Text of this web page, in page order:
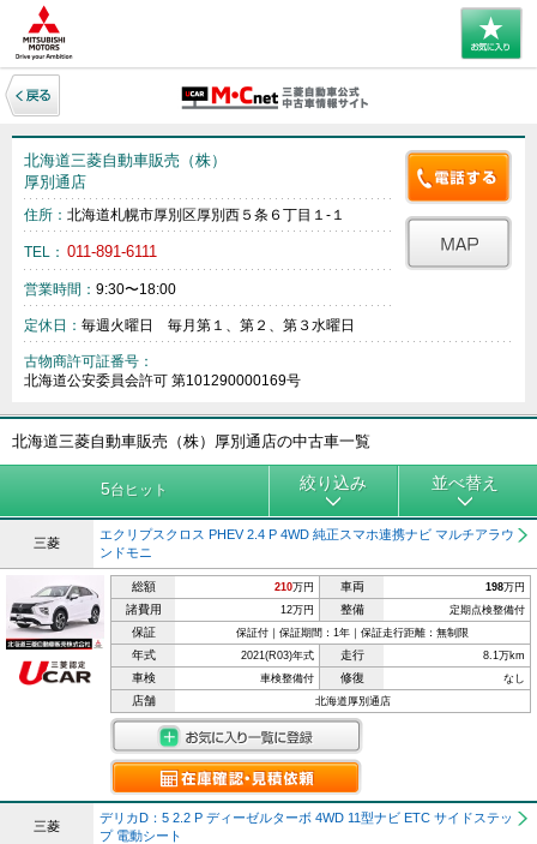
北海道三菱自動車販売（株）
厚別通店
住所： 北海道札幌市厚別区厚別西５条６丁目１‐１
TEL： 011-891-6111
営業時間： 9:30〜18:00
定休日： 毎週火曜日 毎月第１、第２、第３水曜日
古物商許可証番号：
北海道公安委員会許可 第101290000169号
北海道三菱自動車販売（株）厚別通店の中古車一覧
5台ヒット 絞り込み 並べ替え
三菱
エクリプスクロス PHEV 2.4 P 4WD 純正スマホ連携ナビ マルチアラウ
ンドモニ
総額 210万円 車両 198万円
諸費用 12万円 整備 定期点検整備付
保証 保証付｜保証期間：1年｜保証走行距離：無制限
年式 2021(R03)年式 走行 8.1万km
車検 車検整備付 修復 なし
店舗 北海道厚別通店
三菱
デリカD：5 2.2 P ディーゼルターボ 4WD 11型ナビ ETC サイドステッ
プ 電動シート